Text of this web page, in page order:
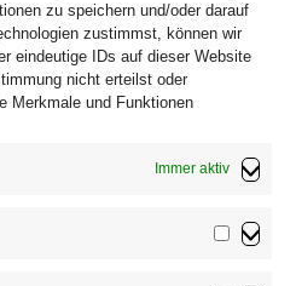
zu speichern und/oder darauf
zustimmst, können wir
eindeutige IDs auf dieser Website
nicht erteilst oder
Merkmale und Funktionen
Immer aktiv